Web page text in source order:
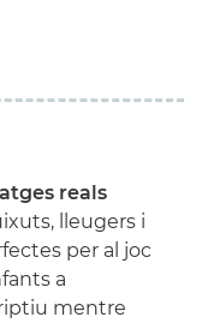
reals
lleugers i
per al joc
a
mentre